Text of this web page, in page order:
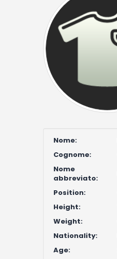
Nome:
Cognome:
Nome
abbreviato:
Position:
Height:
Weight:
Nationality:
Age: